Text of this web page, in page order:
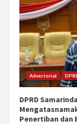
Advertorial
DPRD
Penertiban dan